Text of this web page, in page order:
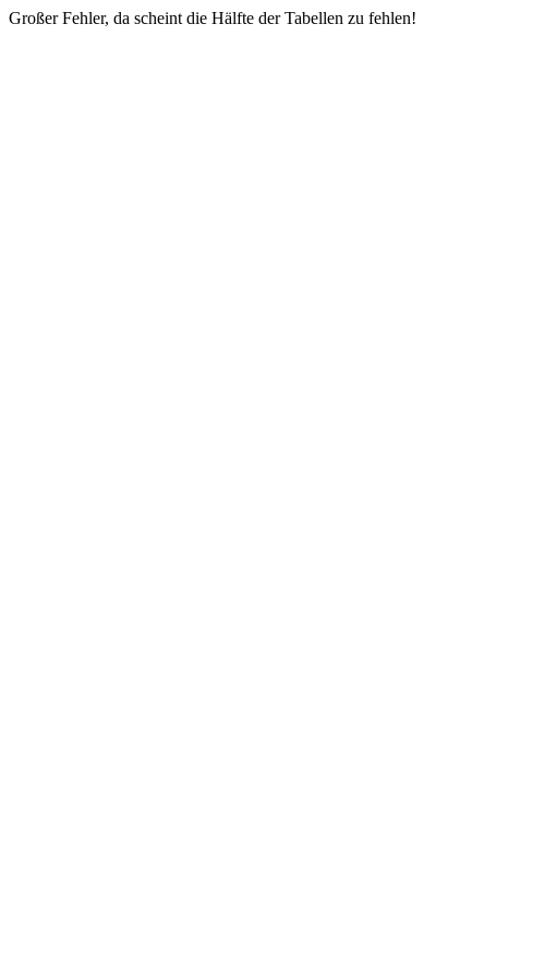
Großer Fehler, da scheint die Hälfte der Tabellen zu fehlen!